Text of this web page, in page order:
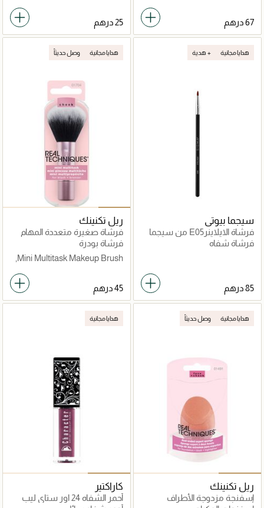
هدايا مجانية هدية +
سيجما بيوتي
فرشاة الايلاينرE05 من سيجما
بيوتي
فرشاة شفاه
هدايا مجانية وصل حديثاً
ريل تكنينك
فرشاة صغيرة متعددة المهام
فرشاة بودرة
Mini Multitask Makeup Brush,
هدايا مجانية وصل حديثاً
ريل تكنينك
إسفنجة مزدوجة الأطراف
هدايا مجانية
كاراكتير
أحمر الشفاه 24 اور ستاي ليب